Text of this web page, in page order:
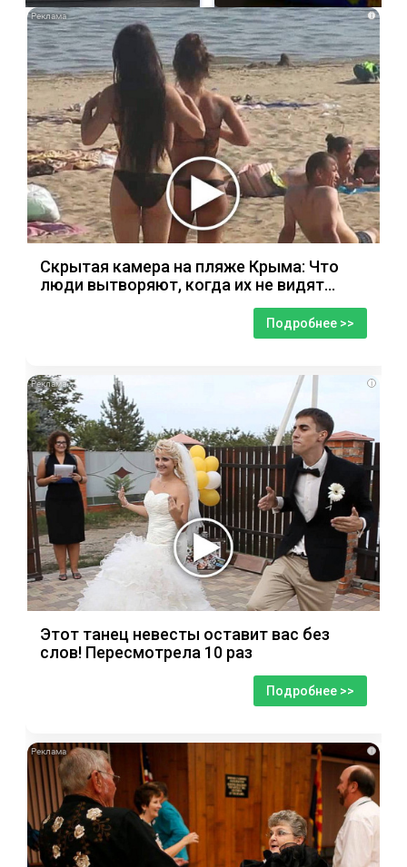
i
Скрытая камера на пляже Крыма: Что
люди вытворяют, когда их не видят...
Подробнее >>
i
Этот танец невесты оставит вас без
слов! Пересмотрела 10 раз
Подробнее >>
i